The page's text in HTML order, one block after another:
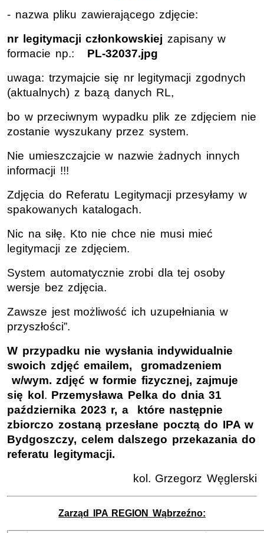
- nazwa pliku zawierającego zdjęcie:
nr legitymacji członkowskiej zapisany w
formacie np.: PL-32037.jpg
uwaga: trzymajcie się nr legitymacji zgodnych
(aktualnych) z bazą danych RL,
bo w przeciwnym wypadku plik ze zdjęciem nie
zostanie wyszukany przez system.
Nie umieszczajcie w nazwie żadnych innych
informacji !!!
Zdjęcia do Referatu Legitymacji przesyłamy w
spakowanych katalogach.
Nic na siłę. Kto nie chce nie musi mieć
legitymacji ze zdjęciem.
System automatycznie zrobi dla tej osoby
wersje bez zdjęcia.
Zawsze jest możliwość ich uzupełniania w
przyszłości”.
W przypadku nie wysłania indywidualnie
swoich zdjęć emailem, gromadzeniem
w/wym. zdjęć w formie fizycznej, zajmuje
się kol . Przemysława Pelka do dnia 31
października 2023 r, a które następnie
zbiorczo zostaną przesłane pocztą do IPA w
Bydgoszczy, celem dalszego przekazania do
referatu legitymacji.
kol. Grzegorz Węglerski
Zarząd IPA REGION Wąbrzeźno: